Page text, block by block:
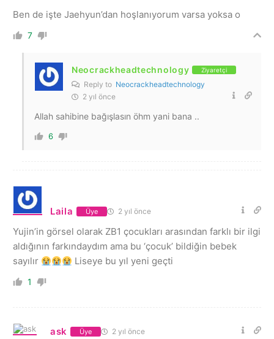
Ben de işte Jaehyun’dan hoşlanıyorum varsa yoksa o
7
Neocrackheadtechnology Ziyaretçi
Reply to Neocrackheadtechnology
2 yıl önce
Allah sahibine bağışlasın öhm yani bana ..
6
Laila Üye 2 yıl önce
Yujin’in görsel olarak ZB1 çocukları arasından farklı bir ilgi
aldığının farkındaydım ama bu ‘çocuk’ bildiğin bebek
sayılır
Liseye bu yıl yeni geçti
1
ask Üye 2 yıl önce